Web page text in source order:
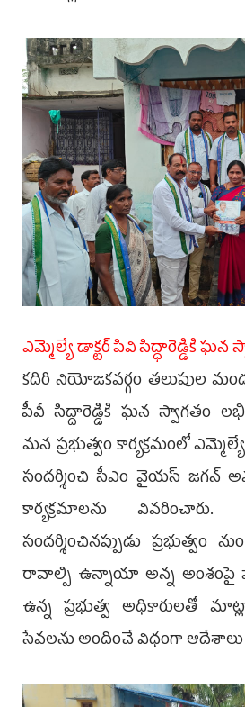
ఎమ్మెల్యే డాక్టర్ పివి సిద్ధారెడ్డికి ఘ‌న
క‌దిరి నియోజ‌క‌వ‌ర్గం తలుపుల
పీవీ సిద్దారెడ్డికి ఘ‌న స్వాగ‌తం
మన ప్రభుత్వం కార్య‌క్ర‌మంలో
సందర్శించి సీఎం వైయ‌స్ జ‌గ‌న్
కార్యక్రమాలను
సందర్శించినప్పుడు ప్రభుత్వం
రావాల్సి ఉన్నాయా అన్న అంశంపై
ఉన్న‌ ప్రభుత్వ అధికారులతో
సేవలను అందించే విధంగా